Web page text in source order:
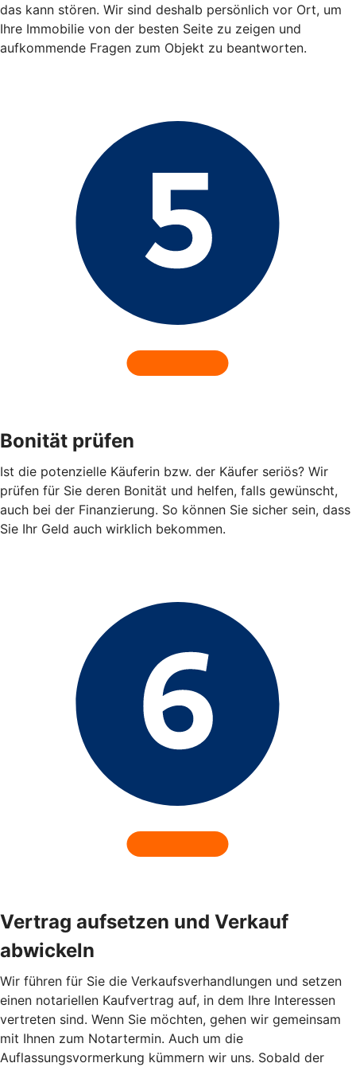
das kann stören. Wir sind deshalb persönlich vor Ort, um
Ihre Immobilie von der besten Seite zu zeigen und
aufkommende Fragen zum Objekt zu beantworten.
Bonität prüfen
Ist die potenzielle Käuferin bzw. der Käufer seriös? Wir
prüfen für Sie deren Bonität und helfen, falls gewünscht,
auch bei der Finanzierung. So können Sie sicher sein, dass
Sie Ihr Geld auch wirklich bekommen.
Vertrag aufsetzen und Verkauf
abwickeln
Wir führen für Sie die Verkaufsverhandlungen und setzen
einen notariellen Kaufvertrag auf, in dem Ihre Interessen
vertreten sind. Wenn Sie möchten, gehen wir gemeinsam
mit Ihnen zum Notartermin. Auch um die
Auflassungsvormerkung kümmern wir uns. Sobald der